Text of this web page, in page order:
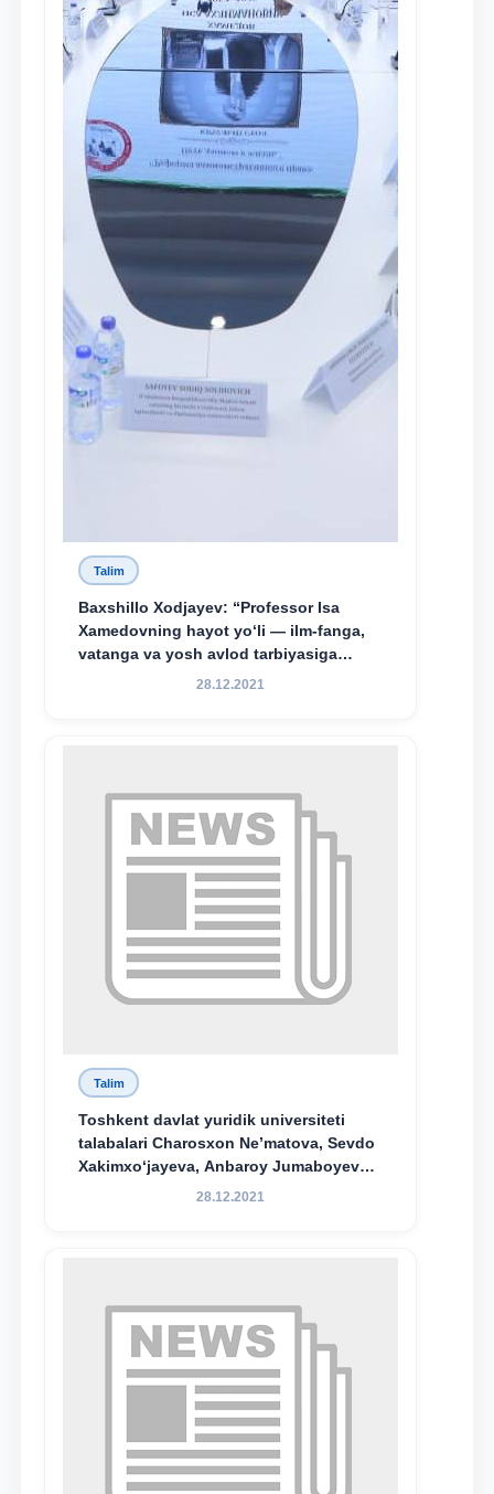
Talim
Baxshillo Xodjayev: “Professor Isa
Xamedovning hayot yo‘li — ilm-fanga,
vatanga va yosh avlod tarbiyasiga
sodiqlikning oliy namunasidir”.
28.12.2021
Talim
Toshkent davlat yuridik universiteti
talabalari Charosxon Ne’matova, Sevdo
Xakimxo‘jayeva, Anbaroy Jumaboyeva
hamda TDYU qoshidagi M.S.Vosiqova
bo‘ldi.
28.12.2021